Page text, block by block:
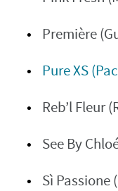
Première
Pure XS
Reb’l Fleur
See By
Sì Passione